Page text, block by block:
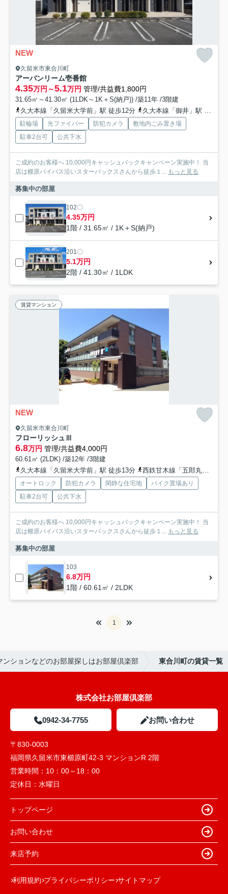
NEW
久留米市東合川町
アーバンリーム壱番館
4.35万円～5.1万円 管理/共益費1,800円
31.65㎡～41.30㎡ (1LDK～1K＋S(納戸)) /築11年 /3階建
久大本線「久留米大学前」駅 徒歩12分
久大本線「御井」駅 徒歩25分
駐輪場 光ファイバー 防犯カメラ
敷地内ごみ置き場
駐車2台可
公共下水
ご成約のお客様へ 10,000円キャッシュバックキャンペーン実施中！ 当
店は櫛原バイパス沿いスターバックスさんから徒歩１... もっと見る
募集中の部屋
102〇
4.35万円
1階 / 31.65㎡ / 1K＋S(納戸)
201〇
5.1万円
2階 / 41.30㎡ / 1LDK
賃貸マンション
NEW
久留米市東合川町
フローリッシュⅢ
6.8万円 管理/共益費4,000円
60.61㎡ (2LDK) /築12年 /3階建
久大本線「久留米大学前」駅 徒歩13分
西鉄甘木線「五郎丸」駅 徒歩27分
オートロック 防犯カメラ 閑静な住宅地
バイク置場あり
駐車2台可
公共下水
ご成約のお客様へ 10,000円キャッシュバックキャンペーン実施中！ 当
店は櫛原バイパス沿いスターバックスさんから徒歩１... もっと見る
募集中の部屋
103
6.8万円
1階 / 60.61㎡ / 2LDK
1
ンションなどのお部屋探しはお部屋倶楽部 東合川町の賃貸一覧
株式会社お部屋倶楽部
0942-34-7755 お問い合わせ
〒830-0003
福岡県久留米市東櫛原町42-3 マンションR 2階
営業時間： 10：00～18：00
定休日： 水曜日
トップページ
お問い合わせ
来店予約
利用規約 プライバシーポリシー サイトマップ